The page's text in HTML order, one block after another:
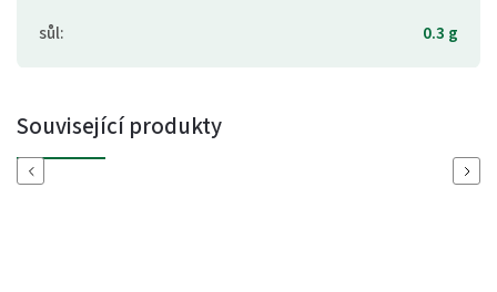
sůl: 0.3 g
Související produkty
Previous Next